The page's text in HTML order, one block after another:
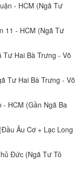
- HCM (Ngã Tư
11 - HCM (Ngã Tư
Tư Hai Bà Trưng - Võ
Tư Hai Bà Trưng - Võ
- HCM (Gần Ngã Ba
Âu Cơ + Lạc Long
Đức (Ngã Tư Tô